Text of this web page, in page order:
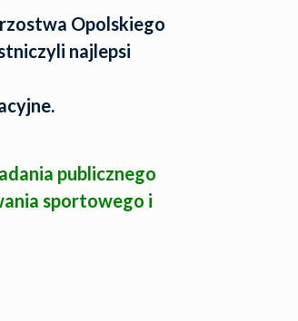
Opolskiego
najlepsi
publicznego
sportowego i